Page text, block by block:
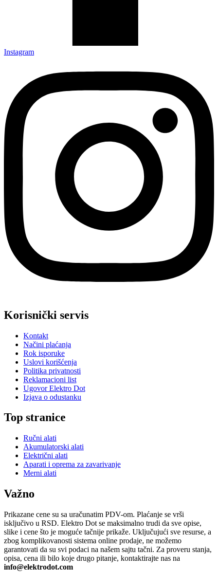
Instagram
Korisnički servis
Kontakt
Načini plaćanja
Rok isporuke
Uslovi korišćenja
Politika privatnosti
Reklamacioni list
Ugovor Elektro Dot
Izjava o odustanku
Top stranice
Ručni alati
Akumulatorski alati
Električni alati
Aparati i oprema za zavarivanje
Merni alati
Važno
Prikazane cene su sa uračunatim PDV-om. Plaćanje se vrši
isključivo u RSD. Elektro Dot se maksimalno trudi da sve opise,
slike i cene što je moguće tačnije prikaže. Uključujući sve resurse, a
zbog komplikovanosti sistema online prodaje, ne možemo
garantovati da su svi podaci na našem sajtu tačni. Za proveru stanja,
opisa, cena ili bilo koje drugo pitanje, kontaktirajte nas na
info@elektrodot.com